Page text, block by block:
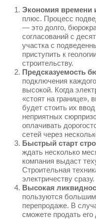
Экономия времени
плюс. Процесс
— это долго,
согласований с
участка с
приступить к
строительству.
Предсказуемость
подключения
высокой. Когда
«стоят на границе»,
будет стоить их
неприятных
оплачивать
сетей через
Быстрый старт
ждать несколько
компания выдаст
Строительная
электричеству сразу.
Высокая
пользуются
перепродаже. В
сможете продать его